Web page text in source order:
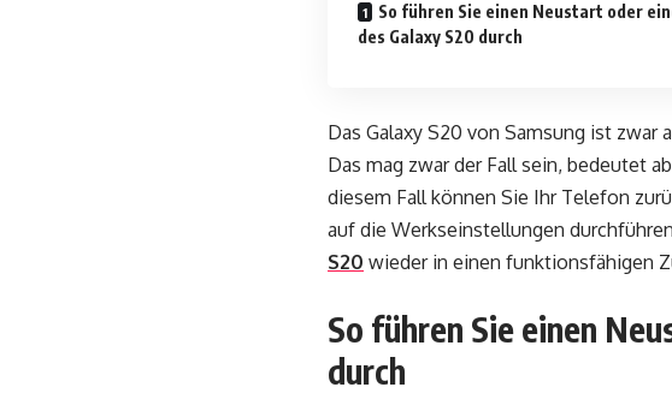
So führen Sie einen Neustart oder
des Galaxy S20 durch
Das Galaxy S20 von Samsung ist
Das mag zwar der Fall sein, bedeutet
diesem Fall können Sie Ihr Telefon
auf die Werkseinstellungen
S20 wieder in einen funktionsfähigen
So führen Sie einen
durch